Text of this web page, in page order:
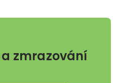
zmrazování